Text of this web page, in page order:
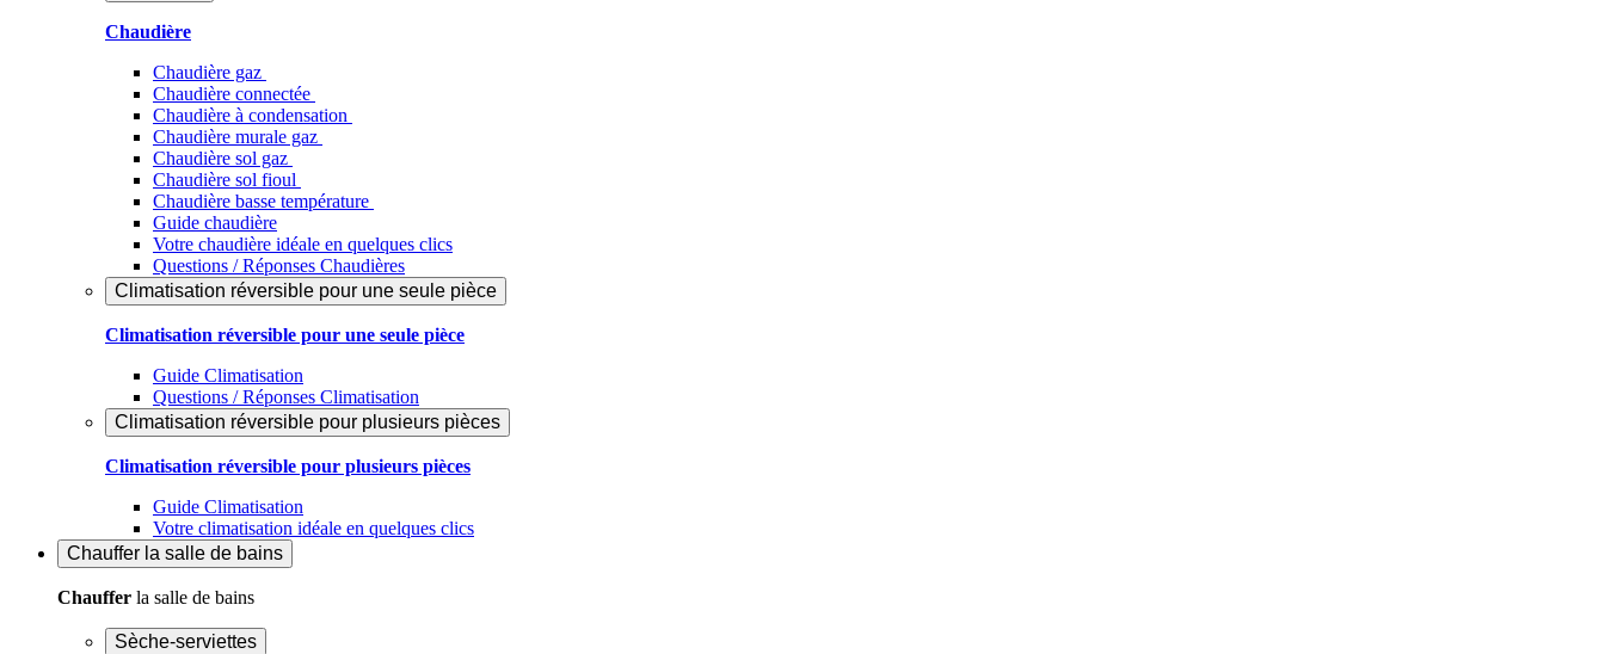
Chaudière
Chaudière gaz
Chaudière connectée
Chaudière à condensation
Chaudière murale gaz
Chaudière sol gaz
Chaudière sol fioul
Chaudière basse température
Guide chaudière
Votre chaudière idéale en quelques clics
Questions / Réponses Chaudières
Climatisation réversible pour une seule pièce
Climatisation réversible pour une seule pièce
Guide Climatisation
Questions / Réponses Climatisation
Climatisation réversible pour plusieurs pièces
Climatisation réversible pour plusieurs pièces
Guide Climatisation
Votre climatisation idéale en quelques clics
Chauffer la salle de bains
Chauffer la salle de bains
Sèche-serviettes